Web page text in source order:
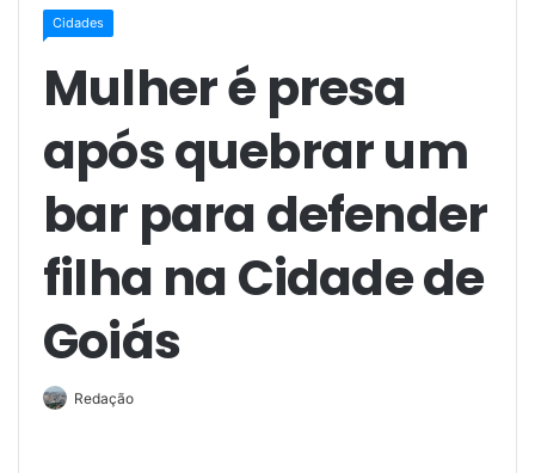
Cidades
Mulher é presa
após quebrar um
bar para defender
filha na Cidade de
Goiás
Redação